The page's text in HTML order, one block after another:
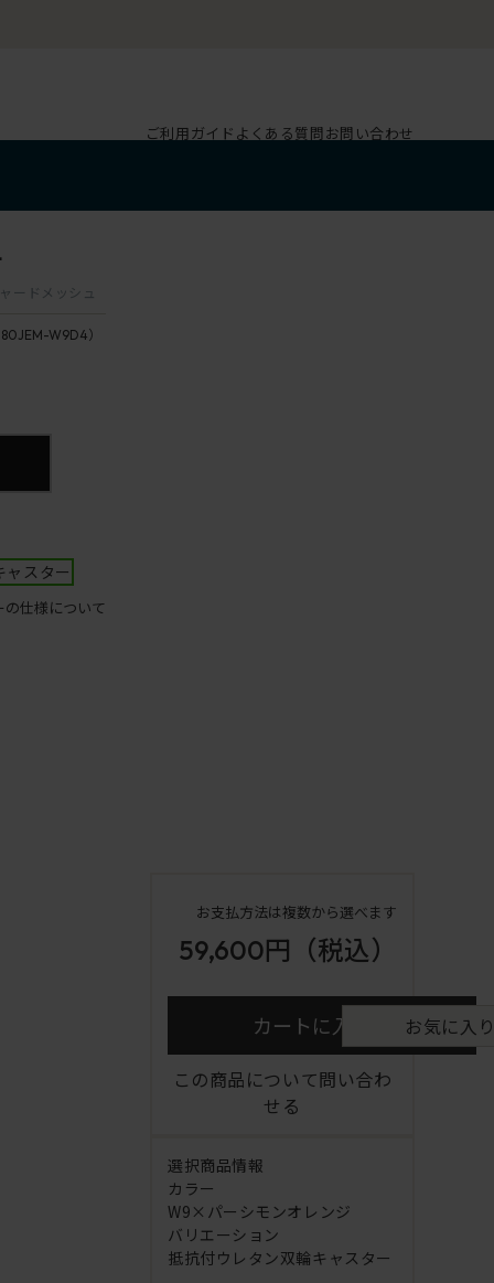
ご利用ガイド よくある質問お問い合わせ
ードメッシュ
W9D4）
ャスター
の仕様について
お支払方法は複数から選べます
59,600円 （税込）
カートに入れる お気に入
この商品について問い合わ
せる
選択商品情報
カラー
W9×パーシモンオレンジ
バリエーション
抵抗付ウレタン双輪キャスター